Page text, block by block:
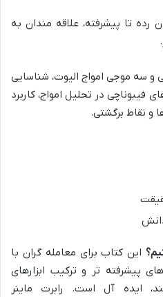
رده تا پیشرفته، علاقه مندان به
و سه موجی امواج الیوت، شناسایی
فیبوناچی در تحلیل امواج، کاربرد
و نقاط برگشتی.
این کتاب برای معامله گران با
پیشرفته تر و ترکیب ابزارهای
ایده آل است. رابرت ماینر